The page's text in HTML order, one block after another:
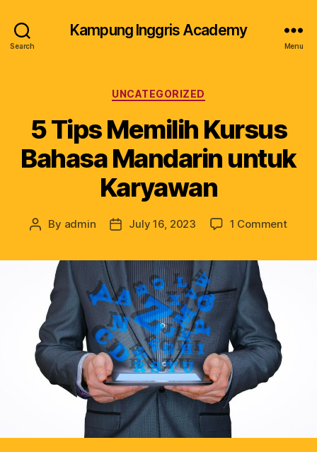
Search
Kampung Inggris Academy
Menu
UNCATEGORIZED
5 Tips Memilih Kursus
Bahasa Mandarin untuk
Karyawan
By admin July 16, 2023 1 Comment